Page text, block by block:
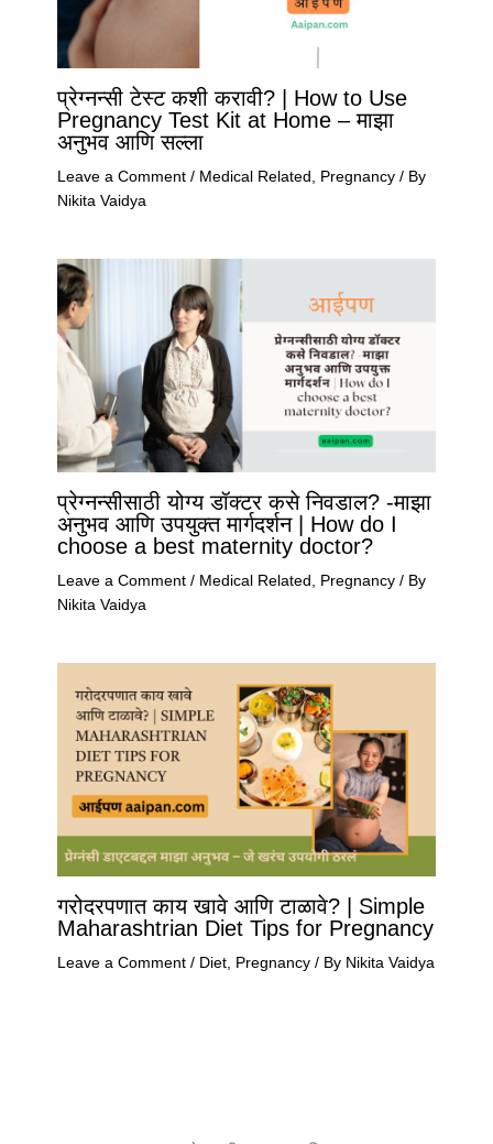
प्रेग्नन्सी टेस्ट कशी करावी? | How to Use
Pregnancy Test Kit at Home – माझा
अनुभव आणि सल्ला
Leave a Comment / Medical Related, Pregnancy/ By
Nikita Vaidya
प्रेग्नन्सीसाठी योग्य डॉक्टर कसे निवडाल? -माझा
अनुभव आणि उपयुक्त मार्गदर्शन | How do I
choose a best maternity doctor?
Leave a Comment / Medical Related, Pregnancy/ By
Nikita Vaidya
गरोदरपणात काय खावे आणि टाळावे? | Simple
Maharashtrian Diet Tips for Pregnancy
Leave a Comment / Diet, Pregnancy/ By Nikita Vaidya